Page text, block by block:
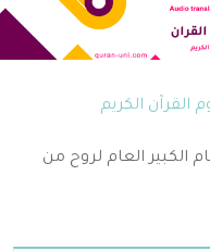
القرآن الكريم
الكبير العام لروح من